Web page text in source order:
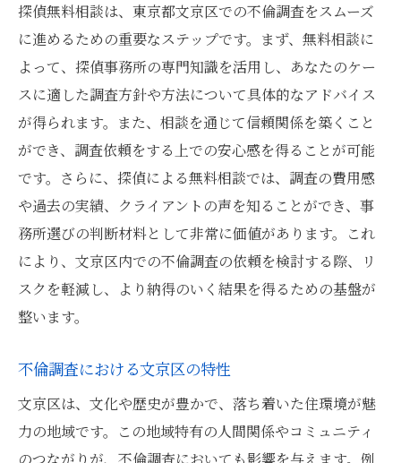
探偵無料相談は、東京都文京区での不倫調査をスムーズ
に進めるための重要なステップです。まず、無料相談に
よって、探偵事務所の専門知識を活用し、あなたのケー
スに適した調査方針や方法について具体的なアドバイス
が得られます。また、相談を通じて信頼関係を築くこと
ができ、調査依頼をする上での安心感を得ることが可能
です。さらに、探偵による無料相談では、調査の費用感
や過去の実績、クライアントの声を知ることができ、事
務所選びの判断材料として非常に価値があります。これ
により、文京区内での不倫調査の依頼を検討する際、リ
スクを軽減し、より納得のいく結果を得るための基盤が
整います。
不倫調査における文京区の特性
文京区は、文化や歴史が豊かで、落ち着いた住環境が魅
力の地域です。この地域特有の人間関係やコミュニティ